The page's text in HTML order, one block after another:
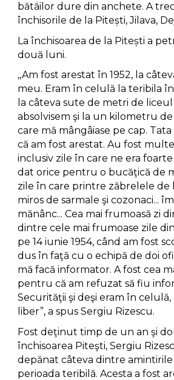
bătăilor dure din anchete. A
închisorile de la Pitești, Jilava,
La închisoarea de la Pitești a
două luni.
,,Am fost arestat în 1952, la
meu. Eram în celulă la teribila
la câteva sute de metri de liceul
absolvisem şi la un kilometru
care mă mângâiase pe cap.
că am fost arestat. Au fost
inclusiv zile în care ne era
dat orice pentru o bucăţică de
zile în care printre zăbrelele de
miros de sarmale şi cozonaci...
mănânc... Cea mai frumoasă zi
dintre cele mai frumoase zile
pe 14 iunie 1954, când am fost
dus în faţă cu o echipă de doi
mă facă informator. A fost cea
pentru că am refuzat să fiu
Securităţii şi deşi eram în celulă,
liber”, a spus Sergiu Rizescu.
Fost deţinut timp de un an şi
închisoarea Piteşti, Sergiu
depănat câteva dintre amintirile
perioada teribilă. Acesta a fost